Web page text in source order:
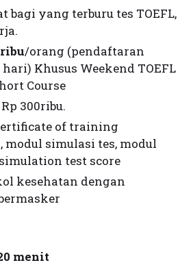
bagi yang terburu tes TOEFL,
/orang (pendaftaran
Khusus Weekend TOEFL
Course
300ribu.
of training
modul simulasi tes, modul
test score
kesehatan dengan
menit